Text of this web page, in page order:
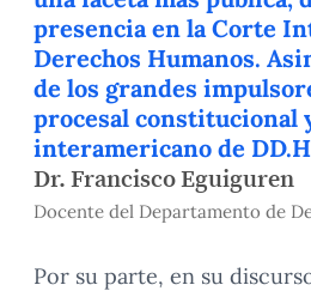
presencia en la Corte
Derechos Humanos.
de los grandes
procesal constitucional
interamericano de
Dr. Francisco Eguiguren
Docente del Departamento de
Por su parte, en su